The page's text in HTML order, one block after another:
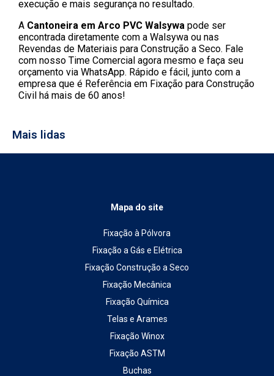
execução e mais segurança no resultado.
A Cantoneira em Arco PVC Walsywa pode ser
encontrada diretamente com a Walsywa ou nas
Revendas de Materiais para Construção a Seco. Fale
com nosso Time Comercial agora mesmo e faça seu
orçamento via WhatsApp. Rápido e fácil, junto com a
empresa que é Referência em Fixação para Construção
Civil há mais de 60 anos!
Mais lidas
Mapa do site
Fixação à Pólvora
Fixação a Gás e Elétrica
Fixação Construção a Seco
Fixação Mecânica
Fixação Química
Telas e Arames
Fixação Winox
Fixação ASTM
Buchas